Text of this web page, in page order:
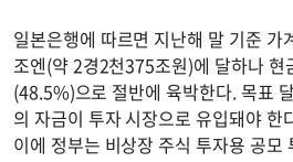
일본은행에 따르면 지난해 말 기준
조엔(약 2경2천375조원)에 달하나 현
(48.5%)으로 절반에 육박한다. 목표
의 자금이 투자 시장으로 유입돼야 한
이에 정부는 비상장 주식 투자용 공모